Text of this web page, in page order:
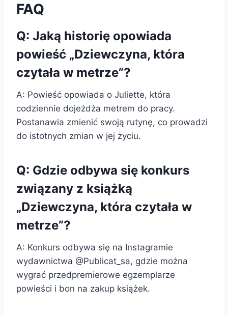
FAQ
Q: Jaką historię opowiada
powieść „Dziewczyna, która
czytała w metrze”?
A: Powieść opowiada o Juliette, która
codziennie dojeżdża metrem do pracy.
Postanawia zmienić swoją rutynę, co prowadzi
do istotnych zmian w jej życiu.
Q: Gdzie odbywa się konkurs
związany z książką
„Dziewczyna, która czytała w
metrze”?
A: Konkurs odbywa się na Instagramie
wydawnictwa @Publicat_sa, gdzie można
wygrać przedpremierowe egzemplarze
powieści i bon na zakup książek.